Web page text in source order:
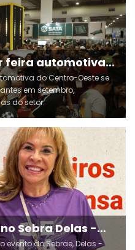
feira automotiva
do Centro-Oeste se
em setembro,
do setor.
Sebra Delas -
evento do Sebrae, Delas -